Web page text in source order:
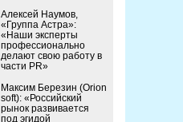
Алексей Наумов,
«Группа Астра»:
«Наши эксперты
профессионально
делают свою работу в
части PR»
Максим Березин (Orion
soft): «Российский
рынок развивается
под эгидой